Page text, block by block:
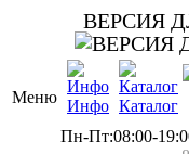
ВЕРСИЯ
Меню Инфо Каталог
Пн-Пт:08:00-